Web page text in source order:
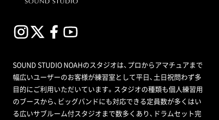
SOUND STUDIO NOAHのスタジオは、プロからアマチュアまで
幅広いユーザーのお客様が練習室として平日、土日祝問わず多
目的にご利用いただいています。スタジオの種類も個人練習用
のブースから、ビッグバンドにも対応できる定員数が多くはい
る広いサブルーム付スタジオまで数多くあり、ドラムセット完